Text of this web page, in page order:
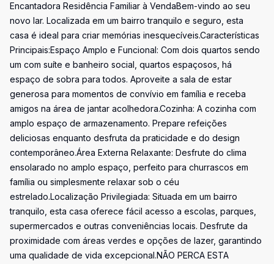
Encantadora Residência Familiar à VendaBem-vindo ao seu
novo lar. Localizada em um bairro tranquilo e seguro, esta
casa é ideal para criar memórias inesquecíveis.Características
Principais:Espaço Amplo e Funcional: Com dois quartos sendo
um com suíte e banheiro social, quartos espaçosos, há
espaço de sobra para todos. Aproveite a sala de estar
generosa para momentos de convívio em família e receba
amigos na área de jantar acolhedora.Cozinha: A cozinha com
amplo espaço de armazenamento. Prepare refeições
deliciosas enquanto desfruta da praticidade e do design
contemporâneo.Área Externa Relaxante: Desfrute do clima
ensolarado no amplo espaço, perfeito para churrascos em
família ou simplesmente relaxar sob o céu
estrelado.Localização Privilegiada: Situada em um bairro
tranquilo, esta casa oferece fácil acesso a escolas, parques,
supermercados e outras conveniências locais. Desfrute da
proximidade com áreas verdes e opções de lazer, garantindo
uma qualidade de vida excepcional.NÃO PERCA ESTA